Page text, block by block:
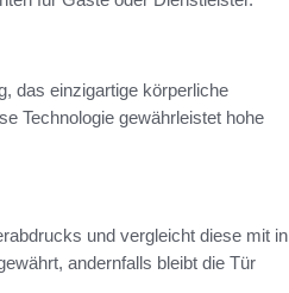
das einzigartige körperliche
Technologie gewährleistet hohe
und vergleicht diese mit in
andernfalls bleibt die Tür